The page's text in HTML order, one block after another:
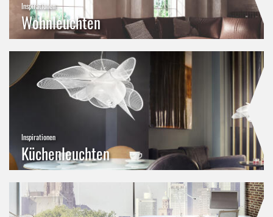
Inspirationen
Wohnleuchten
Inspirationen
Küchenleuchten